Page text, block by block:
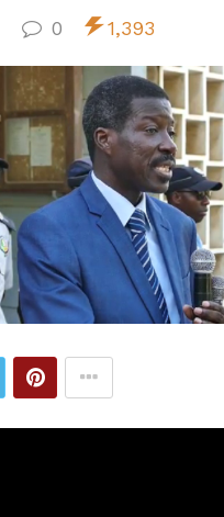
0 1,393